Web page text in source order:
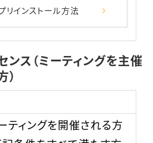
リインストール方法
ス（ミーティングを主催
ティングを開催される方